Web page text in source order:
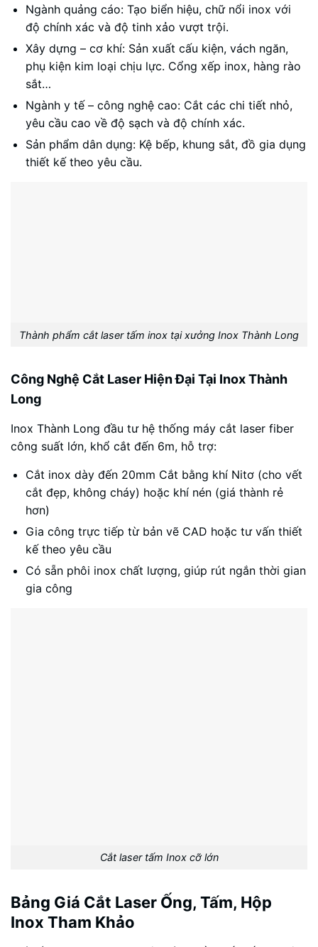
Ngành quảng cáo: Tạo biển hiệu, chữ nổi inox với
độ chính xác và độ tinh xảo vượt trội.
Xây dựng – cơ khí: Sản xuất cấu kiện, vách ngăn,
phụ kiện kim loại chịu lực. Cổng xếp inox, hàng rào
sắt…
Ngành y tế – công nghệ cao: Cắt các chi tiết nhỏ,
yêu cầu cao về độ sạch và độ chính xác.
Sản phẩm dân dụng: Kệ bếp, khung sắt, đồ gia dụng
thiết kế theo yêu cầu.
Thành phẩm cắt laser tấm inox tại xưởng Inox Thành Long
Công Nghệ Cắt Laser Hiện Đại Tại Inox Thành
Long
Inox Thành Long đầu tư hệ thống máy cắt laser fiber
công suất lớn, khổ cắt đến 6m, hỗ trợ:
Cắt inox dày đến 20mm Cắt bằng khí Nitơ (cho vết
cắt đẹp, không cháy) hoặc khí nén (giá thành rẻ
hơn)
Gia công trực tiếp từ bản vẽ CAD hoặc tư vấn thiết
kế theo yêu cầu
Có sẵn phôi inox chất lượng, giúp rút ngắn thời gian
gia công
Cắt laser tấm Inox cỡ lớn
Bảng Giá Cắt Laser Ống, Tấm, Hộp
Inox Tham Khảo